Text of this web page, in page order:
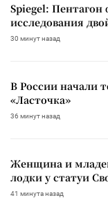
Spiegel:
исследования
30 минут назад
В России начали
«Ласточка»
36 минут назад
Женщина и
лодки у статуи
41 минута назад